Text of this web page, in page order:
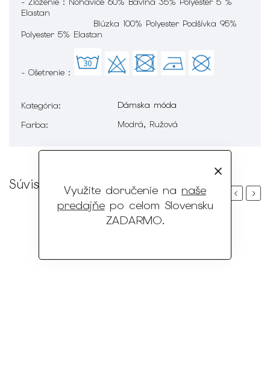
Využite doručenie na naše
predajňepo celom Slovensku
ZADARMO.
Elastan
Blúzka 100% Polyester Podšívka 95%
Polyester 5% Elastan
- Ošetrenie :
Kategória:
Dámska móda
Farba: Modrá, Ružová
Súvisiaci tovar
PreviousNext